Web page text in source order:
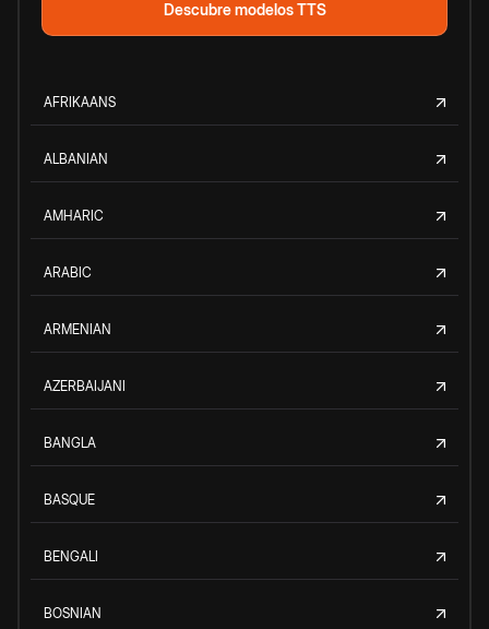
Descubre modelos TTS
AFRIKAANS
ALBANIAN
AMHARIC
ARABIC
ARMENIAN
AZERBAIJANI
BANGLA
BASQUE
BENGALI
BOSNIAN